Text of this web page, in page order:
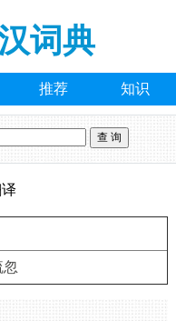
词典
推荐 知识